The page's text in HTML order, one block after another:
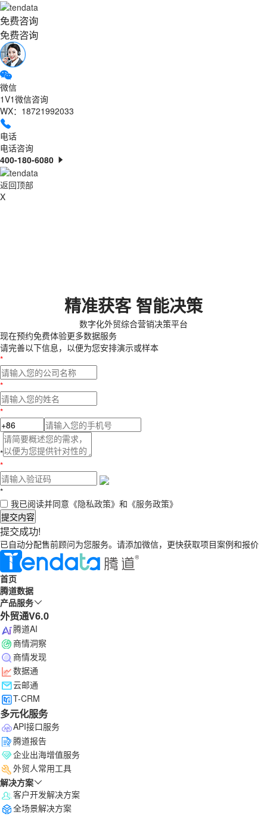
免费咨询
免费咨询
微信
1V1微信咨询
WX：18721992033
电话
电话咨询
400-180-6080
返回顶部
X
精准获客 智能决策
数字化外贸综合营销决策平台
现在预约免费体验更多数据服务
请完善以下信息，以便为您安排演示或样本
*
*
*
*
*
*
我已阅读并同意 《隐私政策》 和 《服务政策》
提交内容
提交成功!
已自动分配售前顾问为您服务。请添加微信，更快获取项目案例和报价
首页
腾道数据
产品服务
外贸通V6.0
腾道AI
商情洞察
商情发现
数据通
云邮通
T-CRM
多元化服务
API接口服务
腾道报告
企业出海增值服务
外贸人常用工具
解决方案
客户开发解决方案
全场景解决方案